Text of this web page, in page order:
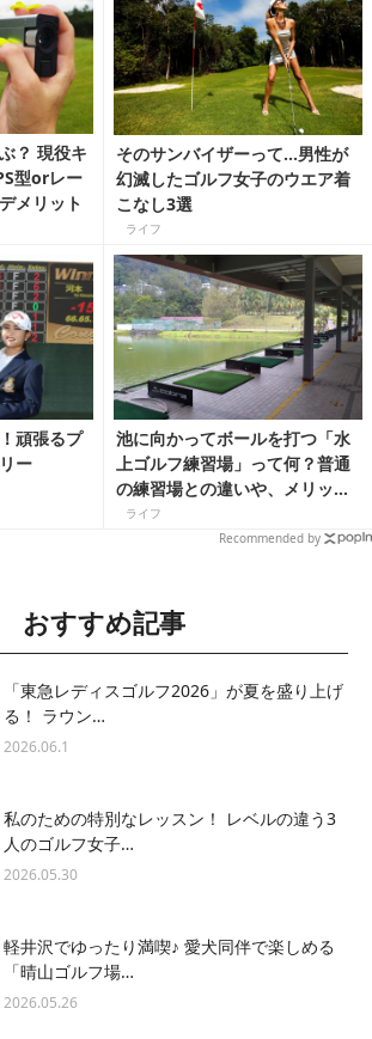
？ 現役キ
型orレー
メリット
そのサンバイザーって…男性が
幻滅したゴルフ女子のウエア着
こなし3選
ライフ
頑張るプ
ー
池に向かってボールを打つ「水
上ゴルフ練習場」って何？普通
の練習場との違いや、メリット
デメリットを紹介
ライフ
Recommended by
おすすめ記事
「東急レディスゴルフ2026」が夏を盛り上げ
る！ ラウン…
2026.06.1
私のための特別なレッスン！ レベルの違う3
人のゴルフ女子…
2026.05.30
軽井沢でゆったり満喫♪ 愛犬同伴で楽しめる
「晴山ゴルフ場…
2026.05.26